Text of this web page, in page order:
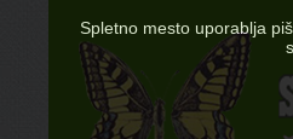
Spletno mesto uporablja